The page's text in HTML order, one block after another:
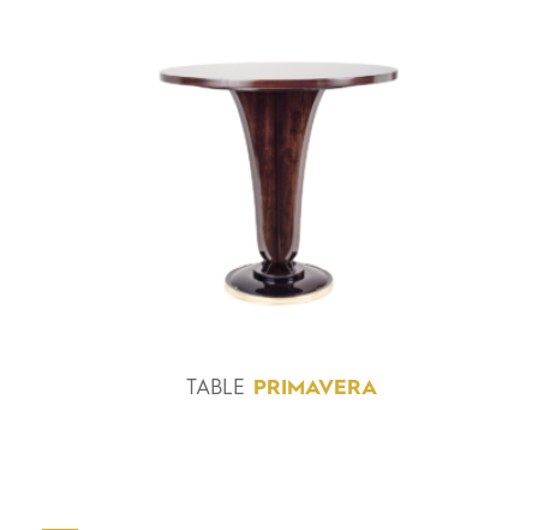
TABLE PRIMAVERA